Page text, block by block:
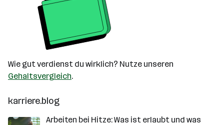
Wie gut verdienst du wirklich? Nutze unseren
Gehaltsvergleich.
karriere.blog
Arbeiten bei Hitze: Was ist erlaubt und was